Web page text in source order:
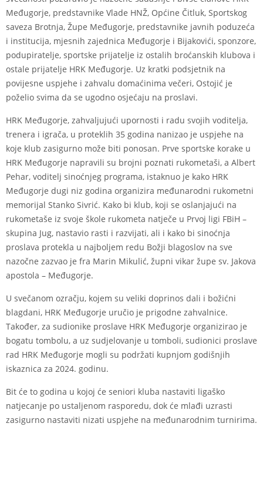
Međugorje, predstavnike Vlade HNŽ, Općine Čitluk, Sportskog
saveza Brotnja, Župe Međugorje, predstavnike javnih poduzeća
i institucija, mjesnih zajednica Međugorje i Bijakovići, sponzore,
podupiratelje, sportske prijatelje iz ostalih broćanskih klubova i
ostale prijatelje HRK Međugorje. Uz kratki podsjetnik na
povijesne uspjehe i zahvalu domaćinima večeri, Ostojić je
poželio svima da se ugodno osjećaju na proslavi.
HRK Međugorje, zahvaljujući upornosti i radu svojih voditelja,
trenera i igrača, u proteklih 35 godina nanizao je uspjehe na
koje klub zasigurno može biti ponosan. Prve sportske korake u
HRK Međugorje napravili su brojni poznati rukometaši, a Albert
Pehar, voditelj sinoćnjeg programa, istaknuo je kako HRK
Međugorje dugi niz godina organizira međunarodni rukometni
memorijal Stanko Sivrić. Kako bi klub, koji se oslanjajući na
rukometaše iz svoje škole rukometa natječe u Prvoj ligi FBiH –
skupina Jug, nastavio rasti i razvijati, ali i kako bi sinoćnja
proslava protekla u najboljem redu Božji blagoslov na sve
nazočne zazvao je fra Marin Mikulić, župni vikar župe sv. Jakova
apostola – Međugorje.
U svečanom ozračju, kojem su veliki doprinos dali i božićni
blagdani, HRK Međugorje uručio je prigodne zahvalnice.
Također, za sudionike proslave HRK Međugorje organizirao je
bogatu tombolu, a uz sudjelovanje u tomboli, sudionici proslave
rad HRK Međugorje mogli su podržati kupnjom godišnjih
iskaznica za 2024. godinu.
Bit će to godina u kojoj će seniori kluba nastaviti ligaško
natjecanje po ustaljenom rasporedu, dok će mlađi uzrasti
zasigurno nastaviti nizati uspjehe na međunarodnim turnirima.